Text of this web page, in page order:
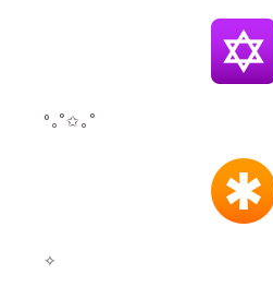
°｡˚✩｡˚
✧